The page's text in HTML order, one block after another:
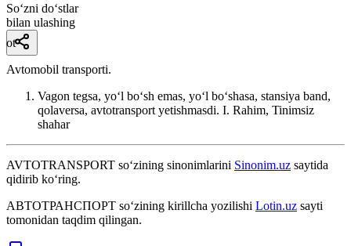
So‘zni do‘stlar
bilan ulashing
ot
Avtomobil transporti.
Vagon tegsa, yoʻl boʻsh emas, yoʻl boʻshasa, stansiya band,
qolaversa, avtotransport yetishmasdi. I. Rahim, Tinimsiz
shahar
AVTOTRANSPORT so‘zining sinonimlarini Sinonim.uz saytida
qidirib ko‘ring.
АВТОТРАНСПОРТ so‘zining kirillcha yozilishi Lotin.uz sayti
tomonidan taqdim qilingan.